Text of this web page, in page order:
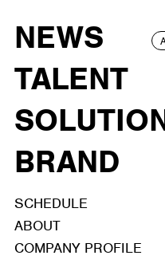
NEWS
TALENT
BRAND
SCHEDULE
ABOUT
COMPANY PROFILE